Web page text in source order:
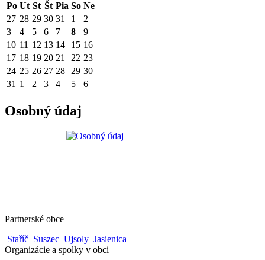
Po Ut St Št Pia So Ne
27 28 29 30 31 1
2
3
4 5 6 7 8
9
10 11 12 13 14 15 16
17 18 19 20 21 22 23
24 25 26 27 28 29 30
31 1 2 3 4 5 6
Osobný údaj
Partnerské obce
Staříč Suszec Ujsoly Jasienica
Organizácie a spolky v obci